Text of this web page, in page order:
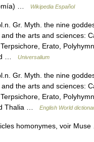
…
Wikipedia Español
Gr. Myth. the nine
the arts and sciences:
Erato,
…
Universalium
Gr. Myth. the nine
the arts and sciences:
Erato,
Thalia …
English World
homonymes, voir